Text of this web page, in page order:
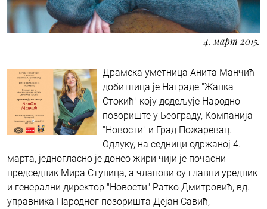
4. март 2015.
Драмска уметница Анита Манчић
добитница је Награде "Жанка
Стокић" коју додељује Народно
позориште у Београду, Компанија
"Новости" и Град Пожаревац.
Одлуку, на седници одржаној 4.
марта, једногласно је донео жири чији је почасни
председник Мира Ступица, а чланови су главни уредник
и генерални директор "Новости" Ратко Дмитровић, вд.
управника Народног позоришта Дејан Савић,